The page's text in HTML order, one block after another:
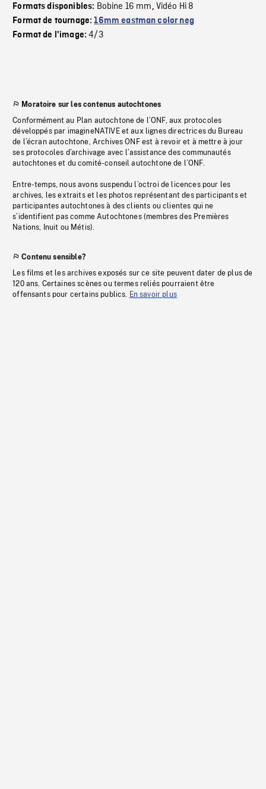
Formats disponibles: Bobine 16 mm, Vidéo Hi 8
Format de tournage:16mm eastman color neg
Format de l'image:4/3
Moratoire sur les contenus autochtones
Conformément au Plan autochtone de l’ONF, aux protocoles
développés par imagineNATIVE et aux lignes directrices du Bureau
de l’écran autochtone, Archives ONF est à revoir et à mettre à jour
ses protocoles d’archivage avec l’assistance des communautés
autochtones et du comité-conseil autochtone de l’ONF.
Entre-temps, nous avons suspendu l’octroi de licences pour les
archives, les extraits et les photos représentant des participants et
participantes autochtones à des clients ou clientes qui ne
s’identifient pas comme Autochtones (membres des Premières
Nations, Inuit ou Métis).
Contenu sensible?
Les films et les archives exposés sur ce site peuvent dater de plus de
120 ans. Certaines scènes ou termes reliés pourraient être
offensants pour certains publics. En savoir plus